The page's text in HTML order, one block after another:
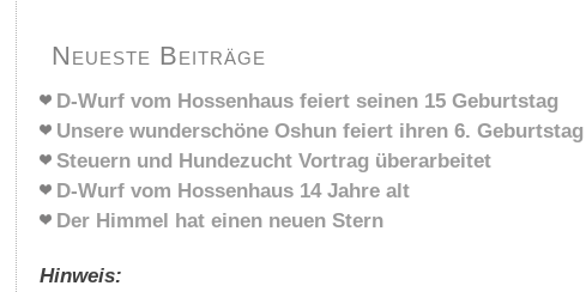
Neueste Beiträge
D-Wurf vom Hossenhaus feiert seinen 15 Geburtstag
Unsere wunderschöne Oshun feiert ihren 6. Geburtstag
Steuern und Hundezucht Vortrag überarbeitet
D-Wurf vom Hossenhaus 14 Jahre alt
Der Himmel hat einen neuen Stern
Hinweis: